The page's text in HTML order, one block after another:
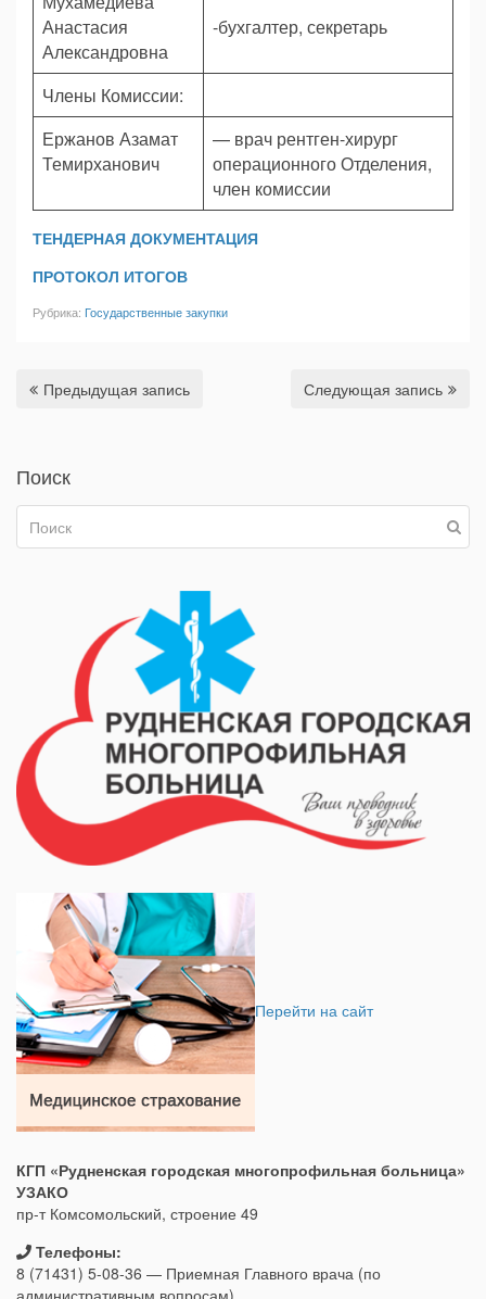
Анастасия
Александровна
-бухгалтер, секретарь
Члены Комиссии:
Ержанов Азамат
Темирханович
— врач рентген-хирург
операционного Отделения,
член комиссии
ТЕНДЕРНАЯ ДОКУМЕНТАЦИЯ
ПРОТОКОЛ ИТОГОВ
Рубрика: Государственные закупки
Предыдущая запись Следующая запись
Поиск
Перейти на сайт
КГП «Рудненская городская многопрофильная больница»
УЗАКО
пр-т Комсомольский, строение 49
Телефоны:
8 (71431) 5-08-36 — Приемная Главного врача (по